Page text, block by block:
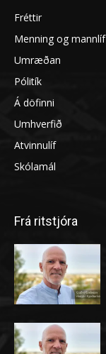
Fréttir
Menning og mannlíf
Umræðan
Pólitík
Á döfinni
Umhverfið
Atvinnulíf
Skólamál
Frá ritstjóra